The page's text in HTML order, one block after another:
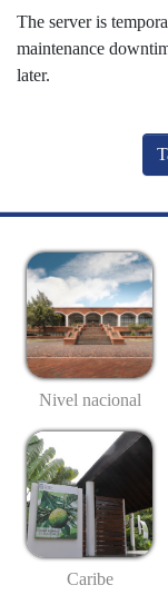
The server is
maintenance
later.
Nivel nacional
Caribe